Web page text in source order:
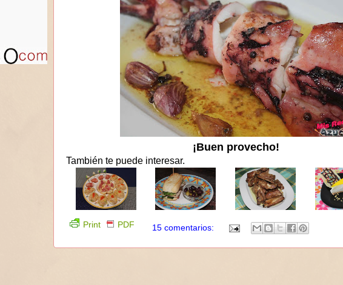
¡Buen provecho!
También te puede interesar.
Print PDF 15 comentarios: